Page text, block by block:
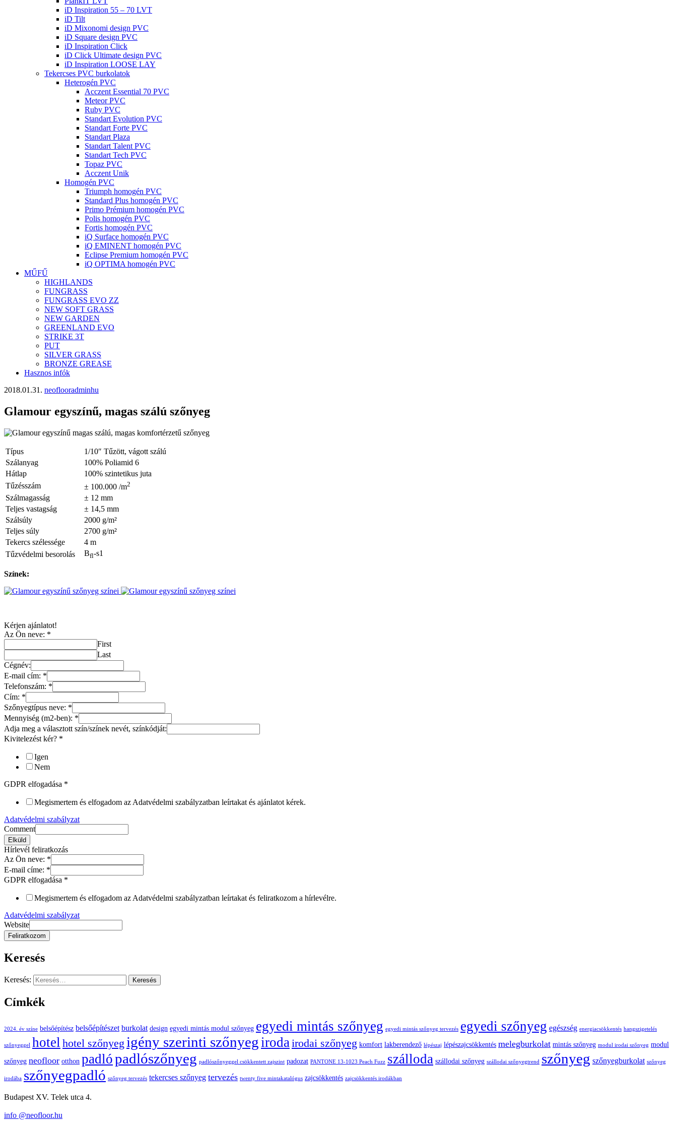
iD Inspiration 55 – 70 LVT
iD Tilt
iD Mixonomi design PVC
iD Square design PVC
iD Inspiration Click
iD Click Ultimate design PVC
iD Inspiration LOOSE LAY
Tekercses PVC burkolatok
Heterogén PVC
Acczent Essential 70 PVC
Meteor PVC
Ruby PVC
Standart Evolution PVC
Standart Forte PVC
Standart Plaza
Standart Talent PVC
Standart Tech PVC
Topaz PVC
Acczent Unik
Homogén PVC
Triumph homogén PVC
Standard Plus homogén PVC
Primo Prémium homogén PVC
Polis homogén PVC
Fortis homogén PVC
iQ Surface homogén PVC
iQ EMINENT homogén PVC
Eclipse Premium homogén PVC
iQ OPTIMA homogén PVC
MŰFŰ
HIGHLANDS
FUNGRASS
FUNGRASS EVO ZZ
NEW SOFT GRASS
NEW GARDEN
GREENLAND EVO
STRIKE 3T
PUT
SILVER GRASS
BRONZE GREASE
Hasznos infók
2018.01.31. neoflooradminhu
Glamour egyszínű, magas szálú szőnyeg
Típus
1/10″ Tűzött, vágott szálú
Szálanyag
100% Poliamid 6
Hátlap
100% szintetikus juta
Tűzésszám
± 100.000 /m2
Szálmagasság
± 12 mm
Teljes vastagság
± 14,5 mm
Szálsúly
2000 g/m²
Teljes súly
2700 g/m²
Tekercs szélessége
4 m
Tűzvédelmi besorolás
Bfl-s1
Színek:
Kérjen ajánlatot!
Az Ön neve: *
First
Last
Cégnév:
E-mail cím: *
Telefonszám: *
Cím: *
Szőnyegtípus neve: *
Mennyiség (m2-ben): *
Adja meg a választott szín/színek nevét, színkódját:
Kivitelezést kér? *
Igen
Nem
GDPR elfogadása *
Megismertem és elfogadom az Adatvédelmi szabályzatban leírtakat és ajánlatot kérek.
Adatvédelmi szabályzat
Comment
Elküld
Hírlevél feliratkozás
Az Ön neve: *
E-mail címe: *
GDPR elfogadása *
Megismertem és elfogadom az Adatvédelmi szabályzatban leírtakat és feliratkozom a hírlevélre.
Adatvédelmi szabályzat
Website
Feliratkozom
Keresés
Keresés:
Címkék
2024. év színe belsőépítész belsőépítészet burkolat design egyedi mintás modul szőnyeg egyedi mintás szőnyeg egyedi mintás szőnyeg tervezés egyedi szőnyeg egészség energiacsökkentés hangszigetelés
szőnyeggel hotel hotel szőnyeg igény szerinti szőnyegirodairodai szőnyeg komfort lakberendező lépészaj lépészajcsökkentés melegburkolat mintás szőnyeg modul irodai szőnyeg modul
szőnyeg neofloor otthon padlópadlószőnyeg padlószőnyeggel csökkentett zajszint padozat PANTONE 13-1023 Peach Fuzz szálloda szállodai szőnyeg szállodai szőnyegtrend szőnyeg szőnyegburkolat szőnyeg
irodába szőnyegpadló szőnyeg tervezés tekercses szőnyeg tervezés twenty five mintakatalógus zajcsökkentés zajcsökkentés irodákban
Budapest XV. Telek utca 4.
info @neofloor.hu